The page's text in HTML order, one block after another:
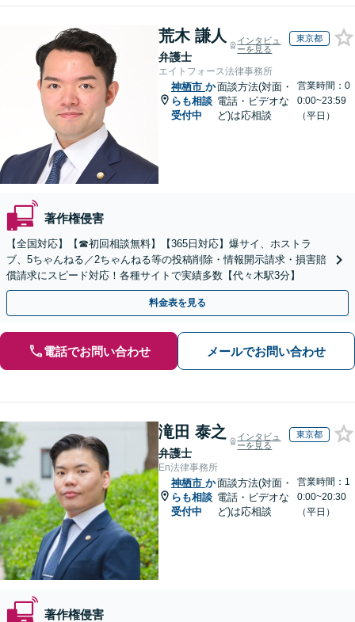
荒木 謙人
弁護士
インタビュ
ーを見る
東京都
エイトフォース法律事務所
神栖市 か
らも相談
受付中
面談方法(対面・
電話・ビデオな
ど)は応相談
営業時間：0
0:00~23:59
（平日）
著作権侵害
【全国対応】【☎︎初回相談無料】【365日対応】爆サイ、ホストラ
ブ、5ちゃんねる／2ちゃんねる等の投稿削除・情報開示請求・損害賠
償請求にスピード対応！各種サイトで実績多数【代々木駅3分】
料金表を見る
電話でお問い合わせ メールでお問い合わせ
滝田 泰之
弁護士
インタビュ
ーを見る
東京都
En法律事務所
神栖市 か
らも相談
受付中
面談方法(対面・
電話・ビデオな
ど)は応相談
営業時間：1
0:00~20:30
（平日）
著作権侵害